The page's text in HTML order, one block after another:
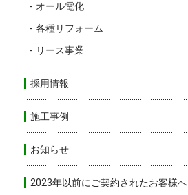
オール電化
各種リフォーム
リース事業
採用情報
施工事例
お知らせ
2023年以前にご契約されたお客様へ